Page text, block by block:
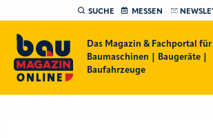
SUCHE MESSEN
Das Magazin & Fachportal für
Baumaschinen | Baugeräte |
Baufahrzeuge